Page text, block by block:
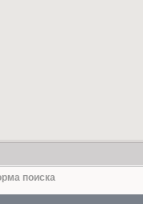
поиска